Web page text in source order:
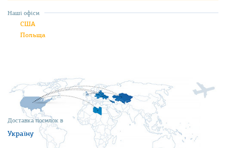
Доставка посилок в
Україну
Наші офіси
США
Польща